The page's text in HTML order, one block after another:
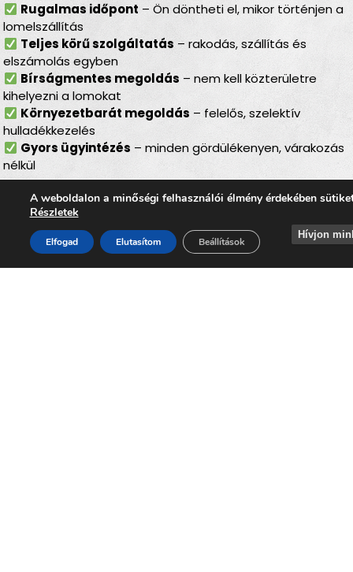
Rugalmas időpont – Ön döntheti el, mikor történjen a
lomelszállítás
Teljes körű szolgáltatás – rakodás, szállítás és
elszámolás egyben
Bírságmentes megoldás – nem kell közterületre
kihelyezni a lomokat
Környezetbarát megoldás – felelős, szelektív
hulladékkezelés
Gyors ügyintézés – minden gördülékenyen, várakozás
nélkül
LomtalanításÚrkúton–
ideális választás minden
helyzetben
A weboldalon a minőségi felhasználói élmény érdekében
Részletek
Elfogad Elutasítom Beállítások
Hívjon